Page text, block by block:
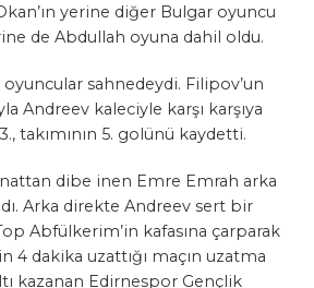
yerine diğer Bulgar oyuncu
de Abdullah oyuna dahil oldu.
sahnedeydi. Filipov’un
Andreev kaleciyle karşı karşıya
takımının 5. golünü kaydetti.
dibe inen Emre Emrah arka
Arka direkte Andreev sert bir
Abfülkerim’in kafasına çarparak
4 dakika uzattığı maçın uzatma
kazanan Edirnespor Gençlik